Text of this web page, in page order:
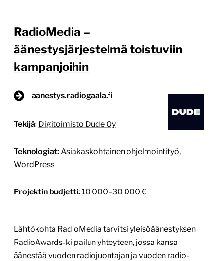
RadioMedia –
äänestysjärjestelmä toistuviin
kampanjoihin
aanestys.radiogaala.fi
Tekijä: Digitoimisto Dude Oy
Teknologiat: Asiakaskohtainen ohjelmointityö,
WordPress
Projektin budjetti: 10 000–30 000 €
Lähtökohta RadioMedia tarvitsi yleisöäänestyksen
RadioAwards-kilpailun yhteyteen, jossa kansa
äänestää vuoden radiojuontajan ja vuoden radio-